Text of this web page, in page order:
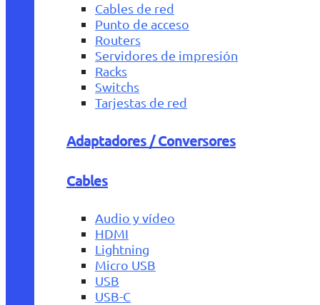
Cables de red
Punto de acceso
Routers
Servidores de impresión
Racks
Switchs
Tarjestas de red
Adaptadores / Conversores
Cables
Audio y vídeo
HDMI
Lightning
Micro USB
USB
USB-C